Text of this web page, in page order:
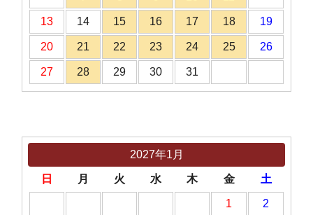
13 14 15 16 17 18 19
20 21 22 23 24 25 26
27 28 29 30 31
2027年1月
日 月 火 水 木 金 土
1 2